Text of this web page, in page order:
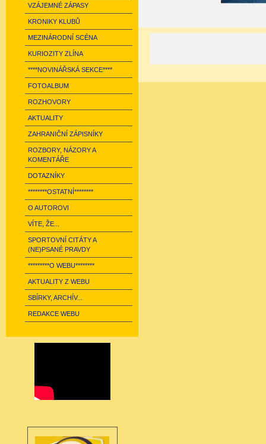
VZÁJEMNÉ ZÁPASY
KRONIKY KLUBŮ
MEZINÁRODNÍ SCÉNA
KURIOZITY ZLÍNA
****NOVINÁŘSKÁ SEKCE****
FOTOALBUM
ROZHOVORY
AKTUALITY
ZAHRANIČNÍ ZÁPISNÍKY
ROZBORY, NÁZORY A
KOMENTÁŘE
DOTAZNÍKY
********OSTATNÍ********
O AUTOROVI
VÍTE, ŽE...
SPORTOVNÍ CITÁTY A
(NE)PSANÉ PRAVDY
*********O WEBU********
AKTUALITY Z WEBU
SBÍRKY, ARCHÍV...
REDAKCE WEBU